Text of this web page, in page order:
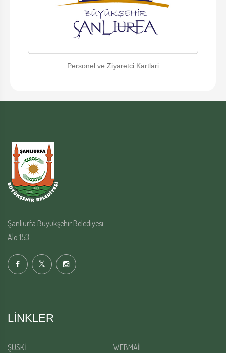
Personel ve Ziyaretci Kartlari
Şanlıurfa Büyükşehir Belediyesi
Alo 153
LINKLER
ŞUSKİ
WEBMAİL